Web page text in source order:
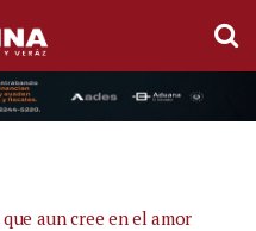
aun cree en el amor